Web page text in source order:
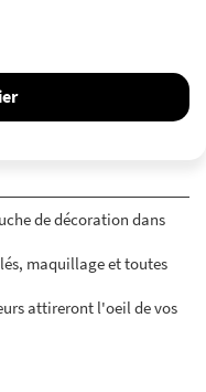
de décoration dans
maquillage et toutes
attireront l'oeil de vos